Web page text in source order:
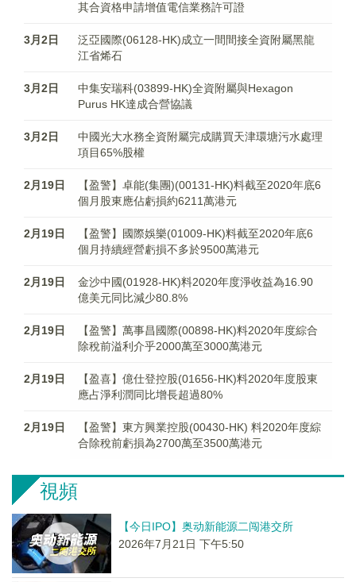
其合資格申請增值電信業務許可證
3月2日
泛亞國際(06128-HK)成立一間間接全資附屬黑龍
江省烯石
3月2日
中集安瑞科(03899-HK)全資附屬與Hexagon
Purus HK達成合營協議
3月2日
中國光大水務全資附屬完成購買天津環塘污水處理
項目65%股權
2月19日
【盈警】卓能(集團)(00131-HK)料截至2020年底6
個月股東應佔虧損約6211萬港元
2月19日
【盈警】國際娛樂(01009-HK)料截至2020年底6
個月持續經營虧損不多於9500萬港元
2月19日
金沙中國(01928-HK)料2020年度淨收益為16.90
億美元同比減少80.8%
2月19日
【盈警】萬事昌國際(00898-HK)料2020年度綜合
除稅前溢利介乎2000萬至3000萬港元
2月19日
【盈喜】億仕登控股(01656-HK)料2020年度股東
應占淨利潤同比增長超過80%
2月19日
【盈警】東方興業控股(00430-HK) 料2020年度綜
合除稅前虧損為2700萬至3500萬港元
視頻
【今日IPO】奥动新能源二闯港交所
2026年7月21日 下午5:50